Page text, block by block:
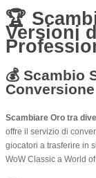
🏆
Versioni
💰 Scambio
Scambiare Oro tra
offre il servizio di
giocatori a trasferire in
WoW Classic a World